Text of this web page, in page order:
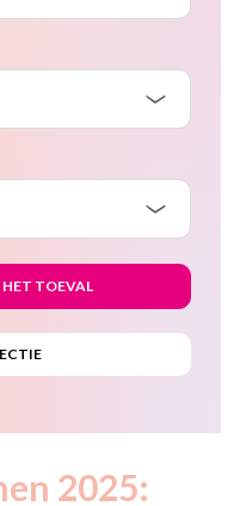
2025: